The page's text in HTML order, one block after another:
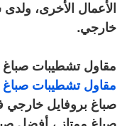
الأعمال الأخرى،
خارجي.
مقاول تشطيبات صباغ
مقاول تشطيبات صباغ ممتاز
صباغ بروفايل خارجي